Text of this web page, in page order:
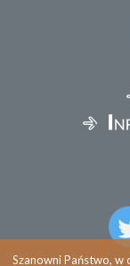
Szanowni Państwo, w